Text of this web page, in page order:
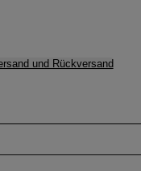
und Rückversand
nicht verfügbar